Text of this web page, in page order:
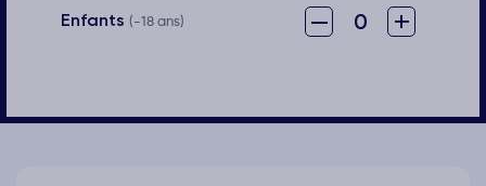
Enfants (-18 ans) – 0 +